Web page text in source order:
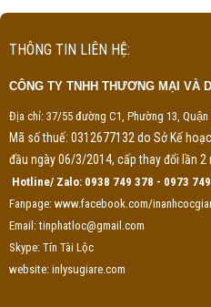
THÔNG TIN LIÊN HỆ:
CÔNG TY TNHH THƯƠNG MẠI VÀ
Địa chỉ: 37/55 đường C1, Phường 13, Quận
Mã số thuế: 0312677132 do Sở Kế
đầu ngày 06/3/2014, cấp thay đổi lần 2
Hotline/ Zalo: 0938 749 378 - 0973
Fanpage: www.facebook.com/
Email: tinphatloc@gmail.com
Skype: Tín Tài Lộc
website: inlysugiare.com